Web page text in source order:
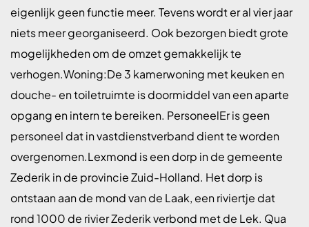
eigenlijk geen functie meer. Tevens wordt er al vier jaar
niets meer georganiseerd. Ook bezorgen biedt grote
mogelijkheden om de omzet gemakkelijk te
verhogen.Woning:De 3 kamerwoning met keuken en
douche- en toiletruimte is doormiddel van een aparte
opgang en intern te bereiken. PersoneelEr is geen
personeel dat in vastdienstverband dient te worden
overgenomen.Lexmond is een dorp in de gemeente
Zederik in de provincie Zuid-Holland. Het dorp is
ontstaan aan de mond van de Laak, een riviertje dat
rond 1000 de rivier Zederik verbond met de Lek. Qua